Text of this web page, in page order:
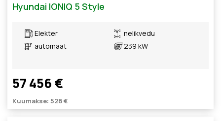
Hyundai IONIQ 5 Style
Elekter
automaat
nelikvedu
239 kW
57 456 €
Kuumakse: 528 €